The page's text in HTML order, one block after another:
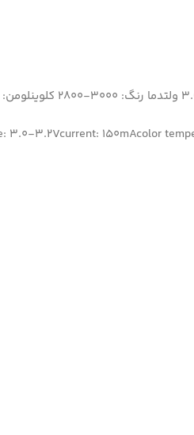
3.0-3.2Vcurrent: 150mAcolor